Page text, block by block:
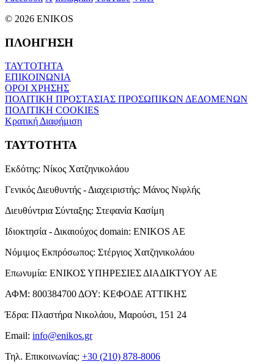
© 2026 ENIKOS
ΠΛΟΗΓΗΣΗ
ΤΑΥΤΟΤΗΤΑ
ΕΠΙΚΟΙΝΩΝΙΑ
ΟΡΟΙ ΧΡΗΣΗΣ
ΠΟΛΙΤΙΚΗ ΠΡΟΣΤΑΣΙΑΣ ΠΡΟΣΩΠΙΚΩΝ ΔΕΔΟΜΕΝΩΝ
ΠΟΛΙΤΙΚΗ COOKIES
Κρατική Διαφήμιση
ΤΑΥΤΟΤΗΤΑ
Εκδότης: Νίκος Χατζηνικολάου
Γενικός Διευθυντής - Διαχειριστής: Μάνος Νιφλής
Διευθύντρια Σύνταξης: Στεφανία Κασίμη
Ιδιοκτησία - Δικαιούχος domain: ENIKOS AE
Νόμιμος Εκπρόσωπος: Στέργιος Χατζηνικολάου
Επωνυμία: ΕΝΙΚΟΣ ΥΠΗΡΕΣΙΕΣ ΔΙΑΔΙΚΤΥΟΥ ΑΕ
ΑΦΜ: 800384700 ΔΟΥ: ΚΕΦΟΔΕ ΑΤΤΙΚΗΣ
Έδρα: Πλαστήρα Νικολάου, Μαρούσι, 151 24
Email: info@enikos.gr
Τηλ. Επικοινωνίας: +30 (210) 878-8006